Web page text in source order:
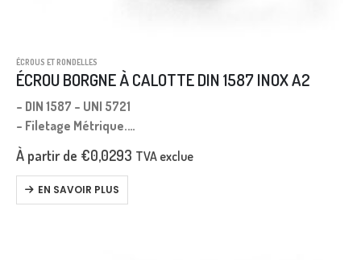
ÉCROUS ET RONDELLES
ÉCROU BORGNE À CALOTTE DIN 1587 INOX A2
– DIN 1587 – UNI 5721
– Filetage Métrique.
– Pas Gros.
À partir de €0,0293 TVA exclue
EN SAVOIR PLUS